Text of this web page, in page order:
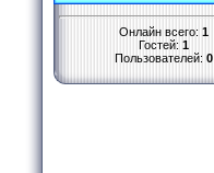
Онлайн всего: 1
Гостей: 1
Пользователей: 0